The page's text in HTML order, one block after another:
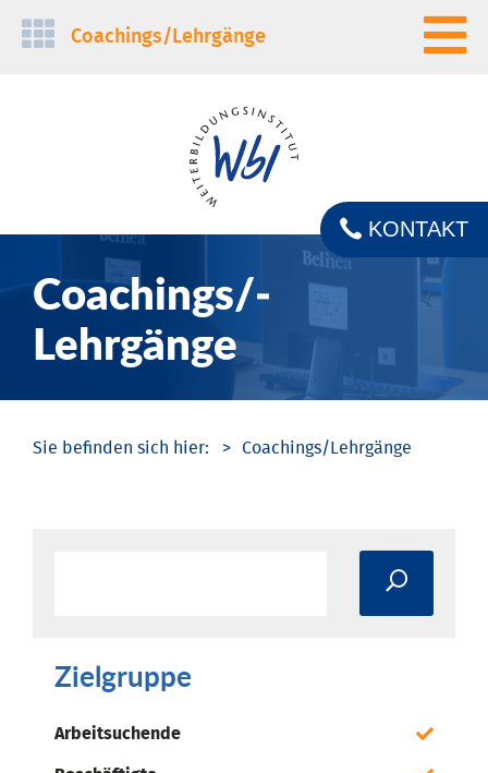
Navigation
Coachings/­Lehrgänge
Coachings/­
Lehrgänge
KONTAKT
Coachings/­Lehrgänge
Zielgruppe
Arbeitsuchende